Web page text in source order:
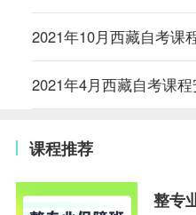
2021年10月西藏自考课
2021年4月西藏自考课
课程推荐
整专